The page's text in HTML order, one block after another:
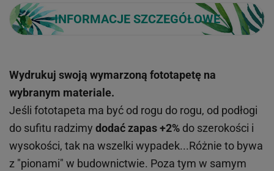
INFORMACJE SZCZEGÓŁOWE
Wydrukuj swoją wymarzoną fototapetę na
wybranym materiale.
Jeśli fototapeta ma być od rogu do rogu, od podłogi
do sufitu radzimy dodać zapas +2% do szerokości i
wysokości, tak na wszelki wypadek...Różnie to bywa
z "pionami" w budownictwie. Poza tym w samym